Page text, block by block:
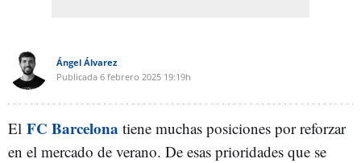
Ángel Álvarez
Publicada 6 febrero 2025 19:19h
El FC Barcelona tiene muchas posiciones por reforzar
en el mercado de verano. De esas prioridades que se